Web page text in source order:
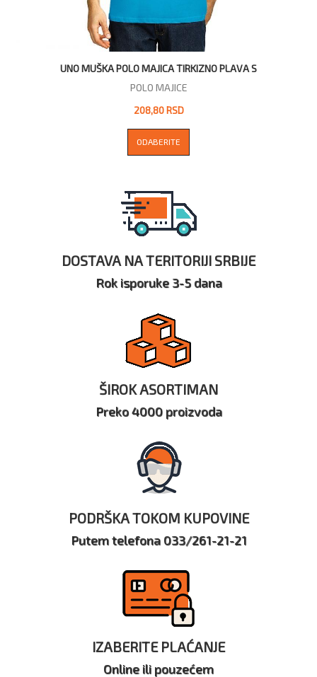
UNO MUŠKA POLO MAJICA TIRKIZNO PLAVA S
POLO MAJICE
208,80 RSD
ODABERITE
DOSTAVA NA TERITORIJI SRBIJE
Rok isporuke 3-5 dana
ŠIROK ASORTIMAN
Preko 4000 proizvoda
PODRŠKA TOKOM KUPOVINE
Putem telefona 033/261-21-21
IZABERITE PLAĆANJE
Online ili pouzećem